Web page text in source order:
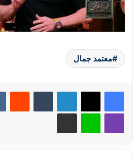
معتمد جمال
لينكدإن
لاين